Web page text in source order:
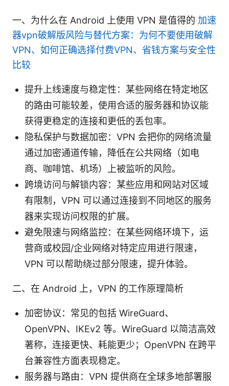
一、为什么在 Android 上使用 VPN 是值得的 加速
器vpn破解版风险与替代方案：为何不要使用破解
VPN、如何正确选择付费VPN、省钱方案与安全性
比较
提升上线速度与稳定性：某些网络在特定地区
的路由可能较差，使用合适的服务器和协议能
获得更稳定的连接和更低的丢包率。
隐私保护与数据加密：VPN 会把你的网络流量
通过加密通道传输，降低在公共网络（如电
商、咖啡馆、机场）上被监听的风险。
跨境访问与解锁内容：某些应用和网站对区域
有限制，VPN 可以通过连接到不同地区的服务
器来实现访问权限的扩展。
避免限速与网络监控：在某些网络环境下，运
营商或校园/企业网络对特定应用进行限速，
VPN 可以帮助绕过部分限速，提升体验。
二、在 Android 上，VPN 的工作原理简析
加密协议：常见的包括 WireGuard、
OpenVPN、IKEv2 等。WireGuard 以简洁高效
著称，连接更快、耗能更少；OpenVPN 在跨平
台兼容性方面表现稳定。
服务器与路由：VPN 提供商在全球多地部署服